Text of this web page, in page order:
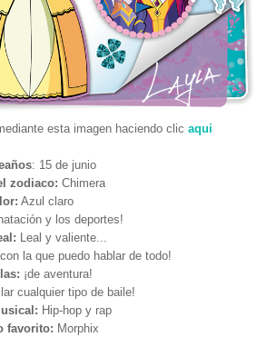
esta imagen haciendo clic aqui
: 15 de junio
zodiaco: Chimera
Azul claro
y los deportes!
Leal y valiente...
la que puedo hablar de todo!
¡de aventura!
cualquier tipo de baile!
Hip-hop y rap
favorito: Morphix